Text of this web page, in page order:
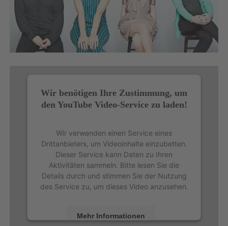
Wir benötigen Ihre Zustimmung, um
den YouTube Video-Service zu laden!
Wir verwenden einen Service eines
Drittanbieters, um Videoinhalte einzubetten.
Dieser Service kann Daten zu Ihren
Aktivitäten sammeln. Bitte lesen Sie die
Details durch und stimmen Sie der Nutzung
des Service zu, um dieses Video anzusehen.
Mehr Informationen